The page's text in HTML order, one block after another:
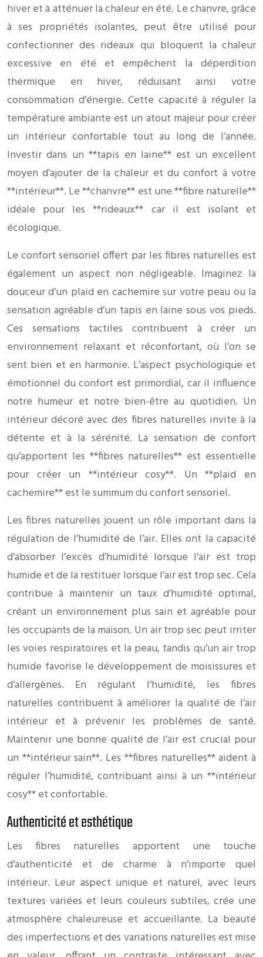
hiver et à atténuer la chaleur en été. Le chanvre, grâce
à ses propriétés isolantes, peut être utilisé pour
confectionner des rideaux qui bloquent la chaleur
excessive en été et empêchent la déperdition
thermique en hiver, réduisant ainsi votre
consommation d’énergie. Cette capacité à réguler la
température ambiante est un atout majeur pour créer
un intérieur confortable tout au long de l’année.
Investir dans un **tapis en laine** est un excellent
moyen d’ajouter de la chaleur et du confort à votre
**intérieur**. Le **chanvre** est une **fibre naturelle**
idéale pour les **rideaux** car il est isolant et
écologique.
Le confort sensoriel offert par les fibres naturelles est
également un aspect non négligeable. Imaginez la
douceur d’un plaid en cachemire sur votre peau ou la
sensation agréable d’un tapis en laine sous vos pieds.
Ces sensations tactiles contribuent à créer un
environnement relaxant et réconfortant, où l’on se
sent bien et en harmonie. L’aspect psychologique et
émotionnel du confort est primordial, car il influence
notre humeur et notre bien-être au quotidien. Un
intérieur décoré avec des fibres naturelles invite à la
détente et à la sérénité. La sensation de confort
qu’apportent les **fibres naturelles** est essentielle
pour créer un **intérieur cosy**. Un **plaid en
cachemire** est le summum du confort sensoriel.
Les fibres naturelles jouent un rôle important dans la
régulation de l’humidité de l’air. Elles ont la capacité
d’absorber l’excès d’humidité lorsque l’air est trop
humide et de la restituer lorsque l’air est trop sec. Cela
contribue à maintenir un taux d’humidité optimal,
créant un environnement plus sain et agréable pour
les occupants de la maison. Un air trop sec peut irriter
les voies respiratoires et la peau, tandis qu’un air trop
humide favorise le développement de moisissures et
d’allergènes. En régulant l’humidité, les fibres
naturelles contribuent à améliorer la qualité de l’air
intérieur et à prévenir les problèmes de santé.
Maintenir une bonne qualité de l’air est crucial pour
un **intérieur sain**. Les **fibres naturelles** aident à
réguler l’humidité, contribuant ainsi à un **intérieur
cosy** et confortable.
Authenticité et esthétique
Les fibres naturelles apportent une touche
d’authenticité et de charme à n’importe quel
intérieur. Leur aspect unique et naturel, avec leurs
textures variées et leurs couleurs subtiles, crée une
atmosphère chaleureuse et accueillante. La beauté
des imperfections et des variations naturelles est mise